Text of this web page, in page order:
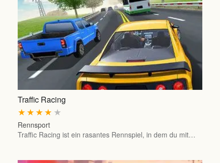
Traffic Racing
★
★
★
★
★
Rennsport
Traffic Racing ist ein rasantes Rennspiel, in dem du mit…